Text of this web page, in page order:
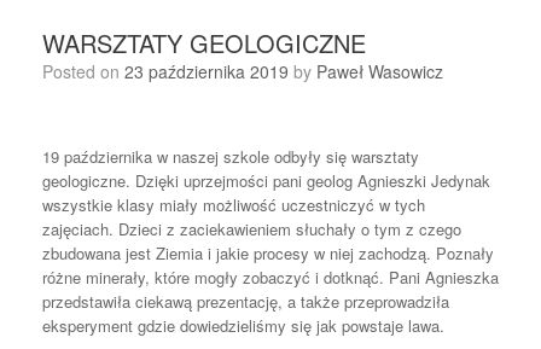
WARSZTATY GEOLOGICZNE
Posted on 23 października 2019 by Paweł Wasowicz
19 października w naszej szkole odbyły się warsztaty
geologiczne. Dzięki uprzejmości pani geolog Agnieszki Jedynak
wszystkie klasy miały możliwość uczestniczyć w tych
zajęciach. Dzieci z zaciekawieniem słuchały o tym z czego
zbudowana jest Ziemia i jakie procesy w niej zachodzą. Poznały
różne minerały, które mogły zobaczyć i dotknąć. Pani Agnieszka
przedstawiła ciekawą prezentację, a także przeprowadziła
eksperyment gdzie dowiedzieliśmy się jak powstaje lawa.